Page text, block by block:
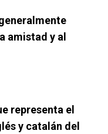
amistad y al
representa el
y catalán del